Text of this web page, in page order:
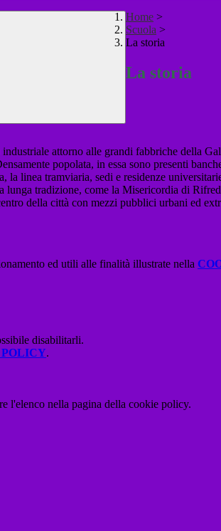
Home >
Scuola >
La storia
La storia
attorno alle grandi fabbriche della
popolata, in essa sono presenti
linea tramviaria, sedi e residenze
tradizione, come la Misericordia di
della città con mezzi pubblici urbani ed
ed utili alle finalità illustrate nella
disabilitarli.
.
l'elenco nella pagina della cookie policy.